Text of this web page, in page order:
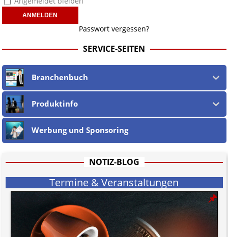
nicht verlinkt" bedeutet, dass die Quelle zwar genannt wird oder werden
musste, wir aber aufgrund der nicht möglichen Prüfung auf rechtliche
Korrektheit, Wahrheit des externen Inhalts keinen Link setzen.
nicht verantwortlich für die Offenlegung persönlicher
Daten beteiligter jur. wie phys. Personen
Webseiten, sowie in den URLs und deren Linktext.
Ebenso teilen wir nicht zwingend deren Ansichten, sondern machen die
Unschuldsvermutung
für alle jur. wie phys. Personen und alle
Vorwürfe gegen jene geltend. Dies gilt insbesondere für die eigene
Berichterstattung, welche nach demöst. Mediengesetzerfolgt, soweit
wir als Nicht-Juristen dieses verstehen.
Wir stehen nicht in (ge)werblichen Zusammenhang mit uo. zu den
Betreibern der verlinkten Webseiten.
Etwaige Empfehlungen in diesem Bericht sind
Der Begriff "
rechtlich fragwürdigen) Abmahnungen leben und soll keine
gesetzlich verankerter Regeln tun.
Jener Disclaimer soll sich nicht über gültiges Recht hinwegsetzen und
hat aufgrund der nicht Vertrags-gebundenen Wirksamkeit hpts.
informativen Charakter.
Bitte beachten Sie in dem Zusammenhang auch unsere
AGB
Passwort vergessen?
SERVICE-SEITEN
Branchenbuch
Produktinfo
Werbung und Sponsoring
NOTIZ-BLOG
Termine & Veranstaltungen